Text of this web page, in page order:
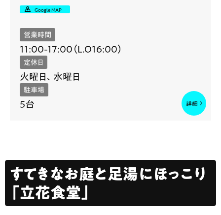
Google MAP
営業時間
11:00-17:00（L.O16:00）
定休日
火曜日、水曜日
駐車場
5台
すてきなお庭と足湯にほっこり
「立花食堂」